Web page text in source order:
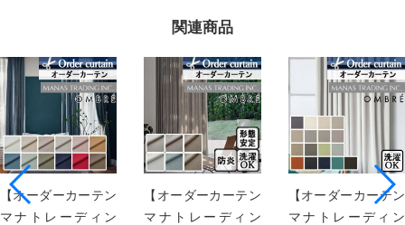
関連商品
【オーダーカーテン
マナトレーディン
【オーダーカーテン
マナトレーディン
【オーダーカーテン
マナトレーディン